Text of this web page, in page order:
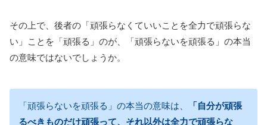
その上で、後者の「頑張らなくていいことを全力で頑張らな
い」ことを「頑張る」のが、「頑張らないを頑張る」の本当
の意味ではないでしょうか。
「頑張らないを頑張る」の本当の意味は、
「自分が頑張
るべきものだけ頑張って、それ以外は全力で頑張らな